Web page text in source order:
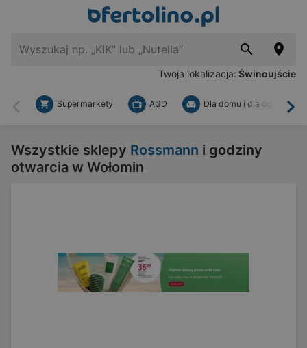
Twoja lokalizacja: Świnoujście
Wstecz
Supermarkety AGD Dla domu i dla ogrodu
Wszystkie sklepy Rossmann i godziny
otwarcia w Wołomin